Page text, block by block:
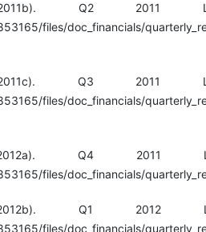
Q2 2011
files/doc_financials/
Q3 2011
files/doc_financials/
Q4 2011
files/doc_financials/
Q1 2012
files/doc_financials/